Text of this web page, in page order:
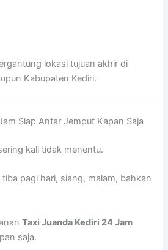
lokasi tujuan akhir di
Kabupaten Kediri.
Siap Antar Jemput Kapan Saja
kali tidak menentu.
pagi hari, siang, malam, bahkan
Taxi Juanda Kediri 24 Jam
saja.